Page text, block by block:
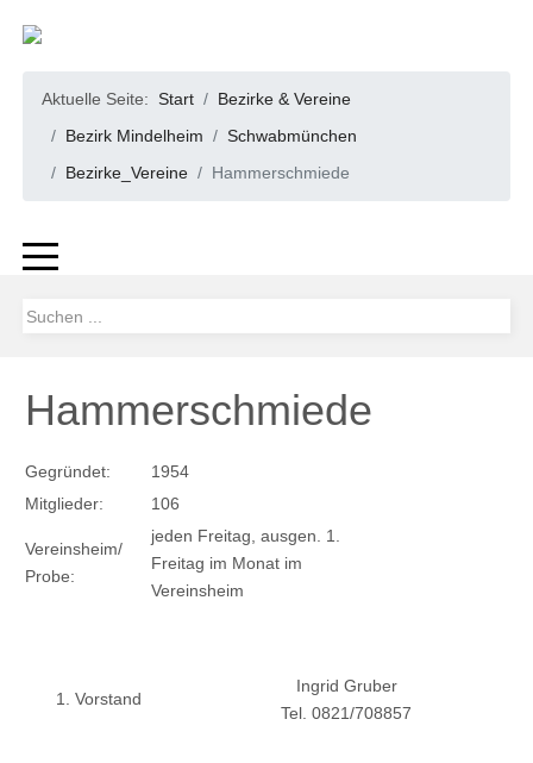
Aktuelle Seite:Start
Bezirke & Vereine
Bezirk Mindelheim
Schwabmünchen
Bezirke_Vereine
Hammerschmiede
Hammerschmiede
Gegründet:
1954
Mitglieder:
106
Vereinsheim/
Probe:
jeden Freitag, ausgen. 1.
Freitag im Monat im
Vereinsheim
1. Vorstand
Ingrid Gruber
Tel. 0821/708857